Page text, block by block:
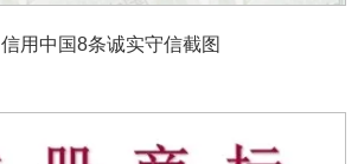
信用中国8条诚实守信截图